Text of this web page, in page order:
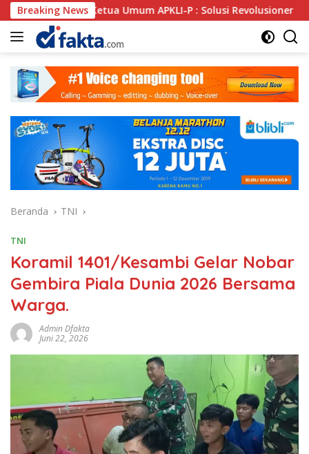
Langsung
ke
konten
Breaking News
Umum APKLI-P : Solusi Revolusioner Oknum
Beranda TNI
TNI
Koramil 1401/Kesambi Gelar Nobar
Gembira Piala Dunia 2026 Bersama
Warga.
Admin Dfakta
Juni 22, 2026